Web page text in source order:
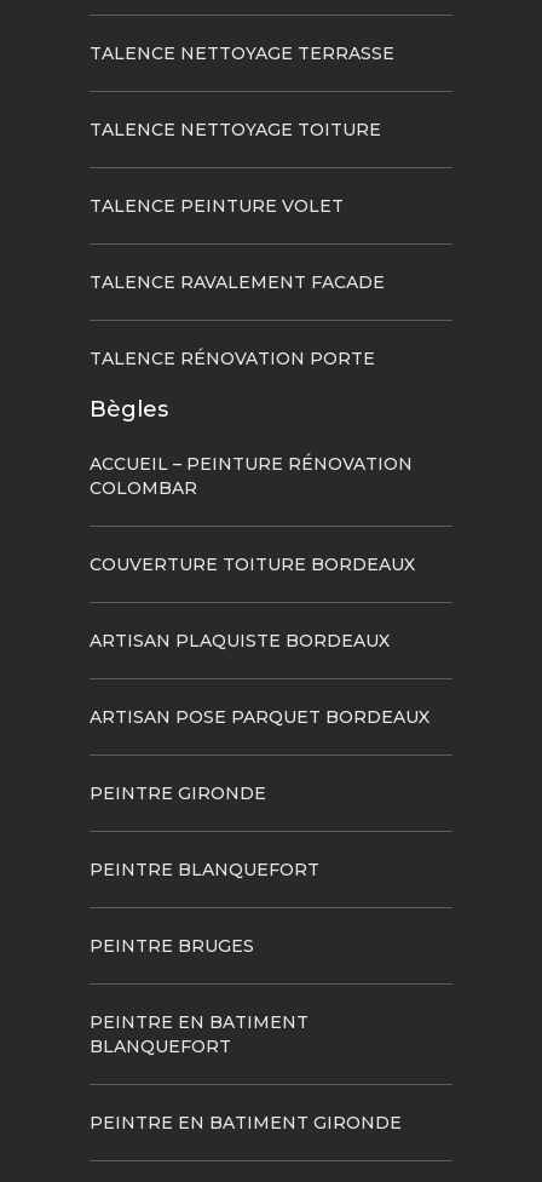
TALENCE NETTOYAGE TERRASSE
TALENCE NETTOYAGE TOITURE
TALENCE PEINTURE VOLET
TALENCE RAVALEMENT FACADE
TALENCE RÉNOVATION PORTE
Bègles
ACCUEIL – PEINTURE RÉNOVATION
COLOMBAR
COUVERTURE TOITURE BORDEAUX
ARTISAN PLAQUISTE BORDEAUX
ARTISAN POSE PARQUET BORDEAUX
PEINTRE GIRONDE
PEINTRE BLANQUEFORT
PEINTRE BRUGES
PEINTRE EN BATIMENT
BLANQUEFORT
PEINTRE EN BATIMENT GIRONDE